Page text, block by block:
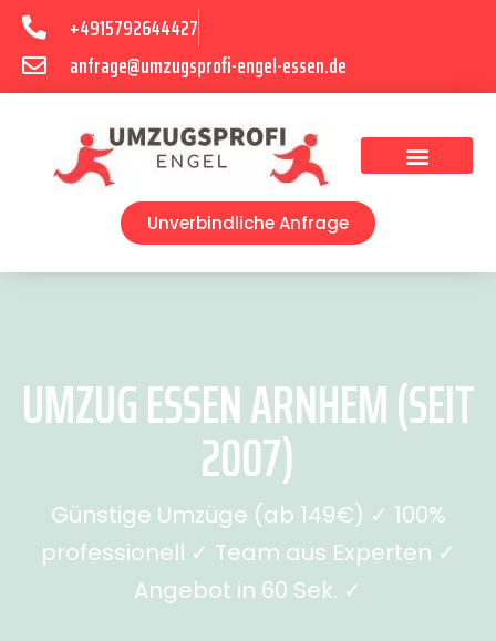
+4915792644427
anfrage@umzugsprofi-engel-essen.de
Unverbindliche Anfrage
UMZUG ESSEN ARNHEM (SEIT
2007)
Günstige Umzüge (ab 149€) ✓ 100%
professionell ✓ Team aus Experten ✓
Angebot in 60 Sek. ✓